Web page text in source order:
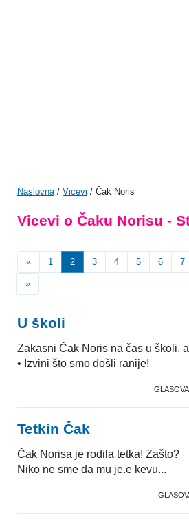
Naslovna/ Vicevi / Čak Noris
Vicevi o Čaku Norisu -
« 1 2 3 4 5 6 7
»
U školi
Zakasni Čak Noris na čas u školi,
• Izvini što smo došli ranije!
Tetkin Čak
Čak Norisa je rodila tetka! Zašto?
Niko ne sme da mu je.e kevu...